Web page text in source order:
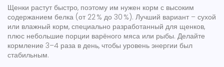
Щенки растут быстро, поэтому им нужен корм с высоким
содержанием белка (от 22 % до 30 %). Лучший вариант – сухой
или влажный корм, специально разработанный для щенков,
плюс небольшие порции варёного мяса или рыбы. Делайте
кормление 3–4 раза в день, чтобы уровень энергии был
стабильным.